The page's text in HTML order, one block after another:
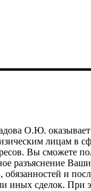
О.Ю. оказывает
лицам в
Вы сможете
разъяснение
обязанностей и
иных сделок. При